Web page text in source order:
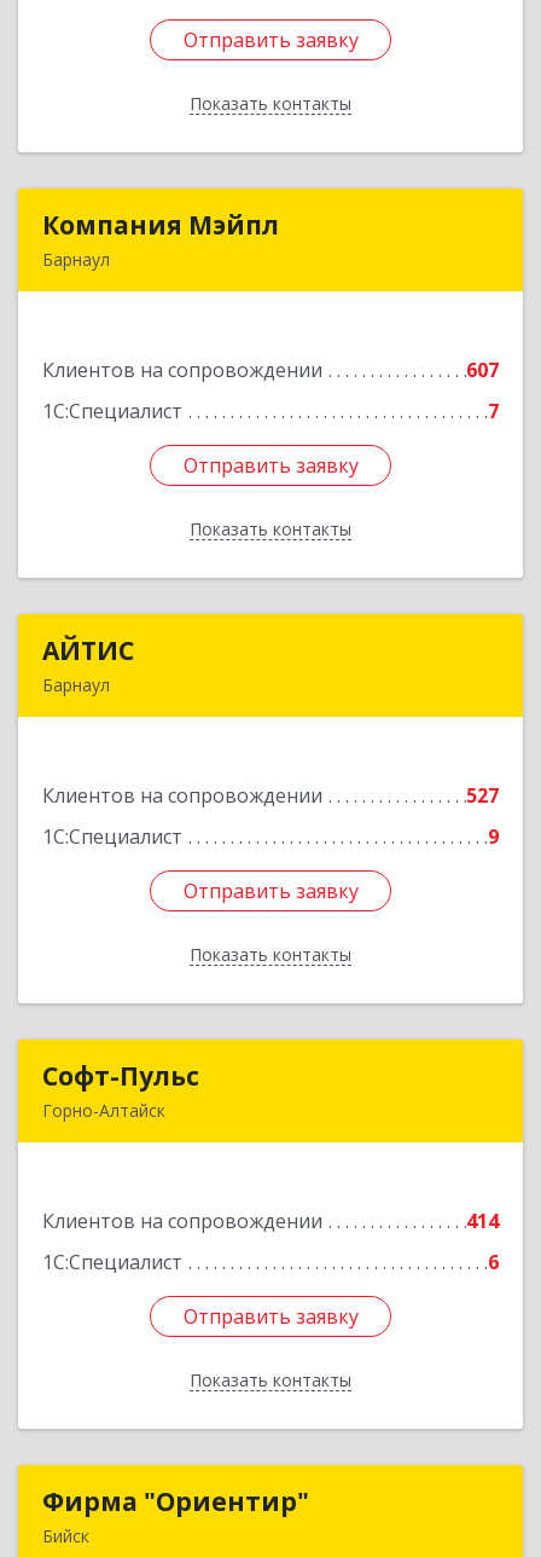
Отправить заявку
Показать контакты
Отправить заявку
Назад
Компания Мэйпл
Барнаул
Клиентов на сопровождении
607
1С:Специалист
7
Отправить заявку
Показать контакты
Компания Мэйпл
Подробнее
Отправить заявку
Назад
АЙТИС
Барнаул
Клиентов на сопровождении
527
1С:Специалист
9
Отправить заявку
Показать контакты
Подробнее
Отправить заявку
Назад
Софт-Пульс
Горно-Алтайск
Клиентов на сопровождении
414
1С:Специалист
6
Отправить заявку
Показать контакты
Подробнее
Отправить заявку
Назад
Фирма "Ориентир"
Бийск
Фирма "Ориентир"